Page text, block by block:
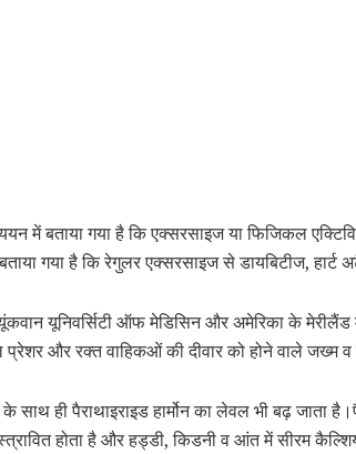
में बताया गया है कि एक्सरसाइज या फिजिकल
गया है कि रेगुलर एक्सरसाइज से डायबिटीज, हार्ट
यूनिवर्सिटी ऑफ मेडिसिन और अमेरिका के
और रक्त वाहिकओं की दीवार को होने वाले जख्म
ही पैराथाइराइड हार्मोन का लेवल भी बढ़ जाता
होता है और हड्डी, किडनी व आंत में सीरम